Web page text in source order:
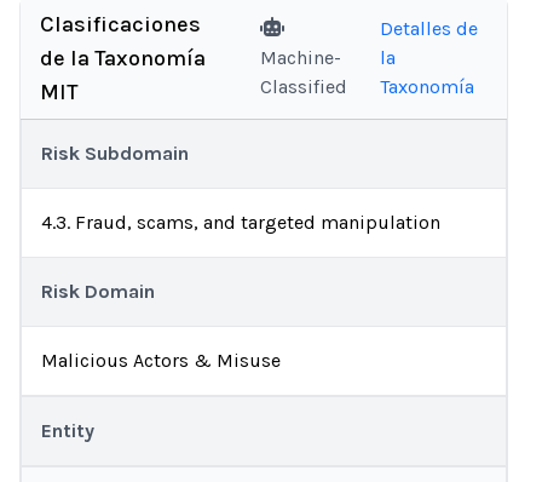
Clasificaciones
de la Taxonomía
MIT
Machine-
Classified
Detalles de
la
Taxonomía
Risk Subdomain
4.3. Fraud, scams, and targeted manipulation
Risk Domain
Malicious Actors & Misuse
Entity